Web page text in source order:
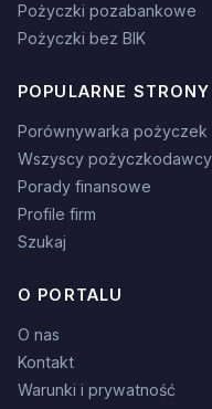
Pożyczki pozabankowe
Pożyczki bez BIK
POPULARNE STRONY
Porównywarka pożyczek
Wszyscy pożyczkodawcy
Porady finansowe
Profile firm
Szukaj
O PORTALU
O nas
Kontakt
Warunki i prywatność